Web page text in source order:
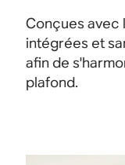
Conçues avec
intégrées et
afin de
plafond.